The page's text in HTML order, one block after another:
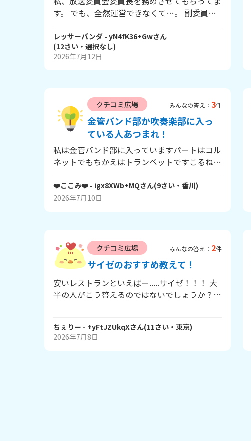
す。 でも、全然運営できなくて…。 副委員長
ぐ責めるし、、 私だってこういう委員会にし
たくなかったのに！ どうすればよいと思いま
すか？ また、みなさんの委員会の悩みを教え
レッサーパンダ - yN4fK36+Gwさん
(12さい・ 選択なし)
2026年7月12日
クチコミ広場 みんなの答え： 3件
金管バンド部か吹奏楽部に入っ
ている人あつまれ！
私は金管バンド部に入っていますパートはコル
ネットでもちかえはトランペットですこるねっ
の学年金管か吹奏楽とパートを教えてください
それではばいばい(^o^)
❤️ここみ❤️ - igx8XWb+MQさん(9さい・ 香川)
2026年7月10日
クチコミ広場 みんなの答え： 2件
サイゼのおすすめ教えて！
安いレストランといえばー.....サイゼ！！！ 大
半の人がこう答えるのではないでしょうか？
はたらこパスタ（スパゲッティかも）と辛味チ
キン！ 安いからって食べまくっちゃわないよ
ちぇりー - +yFtJZUkqXさん(11さい・ 東京)
2026年7月8日